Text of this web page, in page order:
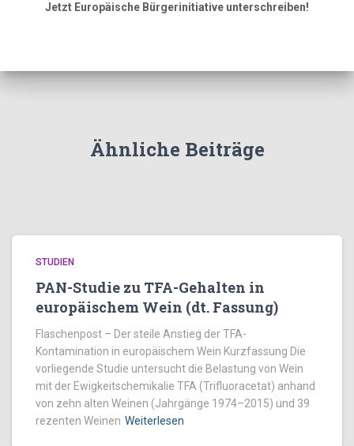
Jetzt Europäische Bürgerinitiative unterschreiben!
Ähnliche Beiträge
STUDIEN
PAN-Studie zu TFA-Gehalten in
europäischem Wein (dt. Fassung)
Flaschenpost – Der steile Anstieg der TFA-
Kontamination in europäischem Wein Kurzfassung Die
vorliegende Studie untersucht die Belastung von Wein
mit der Ewigkeitschemikalie TFA (Trifluoracetat) anhand
von zehn alten Weinen (Jahrgänge 1974–2015) und 39
rezenten Weinen Weiterlesen